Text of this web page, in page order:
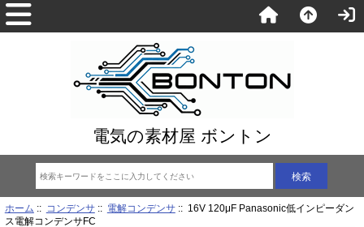
電気の素材屋 ボントン
ホーム :: コンデンサ:: 電解コンデンサ:: 16V 120μF Panasonic低インピーダン
ス電解コンデンサFC